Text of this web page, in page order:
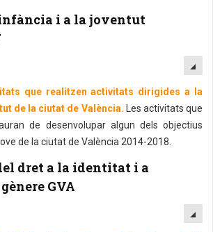
i a la joventut
que realitzen activitats dirigides a la
de la ciutat de València.
Les activitats que
de desenvolupar algun dels objectius
de la ciutat de València 2014-2018.
dret a la identitat i a
GVA